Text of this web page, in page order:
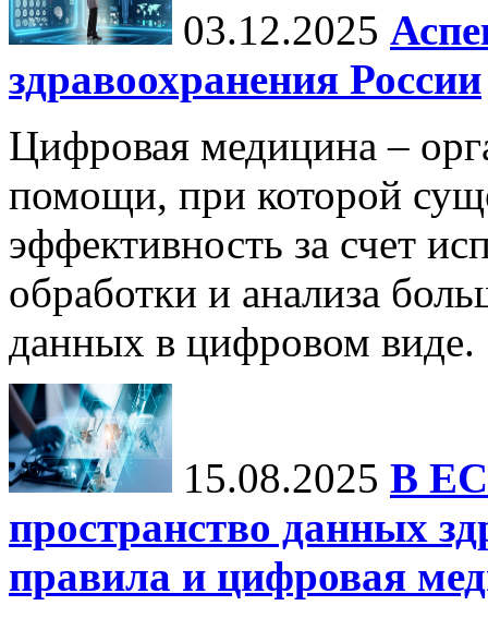
03.12.2025
здравоохранения России
Цифровая медицина –
помощи, при которой
эффективность за счет
обработки и анализа
данных в цифровом виде.
15.08.2025 В ЕС
пространство данных
правила и цифровая